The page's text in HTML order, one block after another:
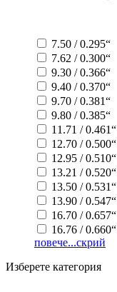
7.50 / 0.295“
7.62 / 0.300“
9.30 / 0.366“
9.40 / 0.370“
9.70 / 0.381“
9.80 / 0.385“
11.71 / 0.461“
12.70 / 0.500“
12.95 / 0.510“
13.21 / 0.520“
13.50 / 0.531“
13.90 / 0.547“
16.70 / 0.657“
16.76 / 0.660“
повече...скрий
Изберете категория